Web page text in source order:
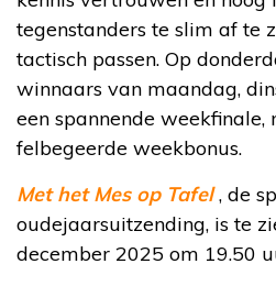
tegenstanders te slim af te
tactisch passen. Op
winnaars van maandag,
een spannende weekfinale,
felbegeerde weekbonus.
Met het Mes op Tafel, de
oudejaarsuitzending, is te
december 2025 om 19.50